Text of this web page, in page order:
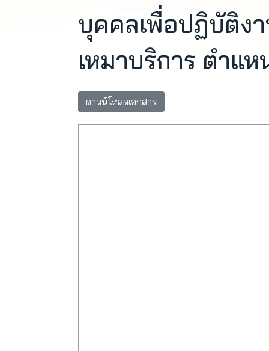
บุคคลเพื่อปฏิบัติง
เหมาบริการ ตำแ
ดาวน์โหลดเอกสาร